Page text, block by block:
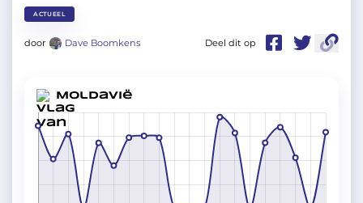
ACTUEEL
door Dave Boomkens Deel dit op
Moldavië